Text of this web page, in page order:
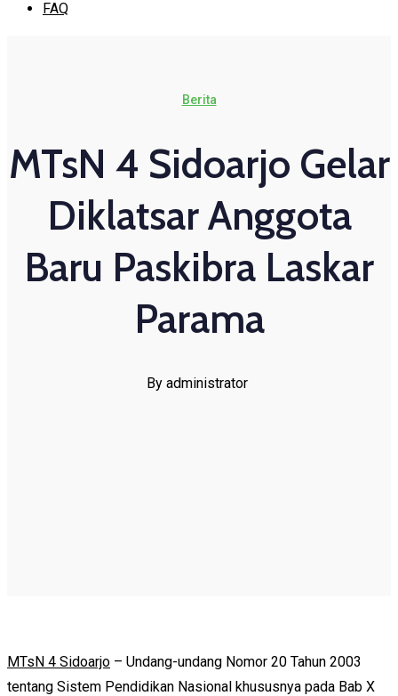
FAQ
Berita
MTsN 4 Sidoarjo Gelar
Diklatsar Anggota
Baru Paskibra Laskar
Parama
By administrator
MTsN 4 Sidoarjo – Undang-undang Nomor 20 Tahun 2003
tentang Sistem Pendidikan Nasional khususnya pada Bab X